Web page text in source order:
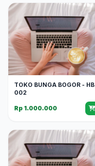
TOKO BUNGA BOGOR - HB
002
Rp 1.000.000